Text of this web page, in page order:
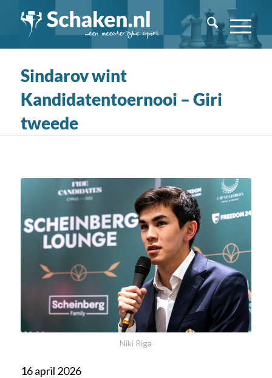
Sindarov wint
Kandidatentoernooi – Giri
tweede
Niki Riga
16 april 2026